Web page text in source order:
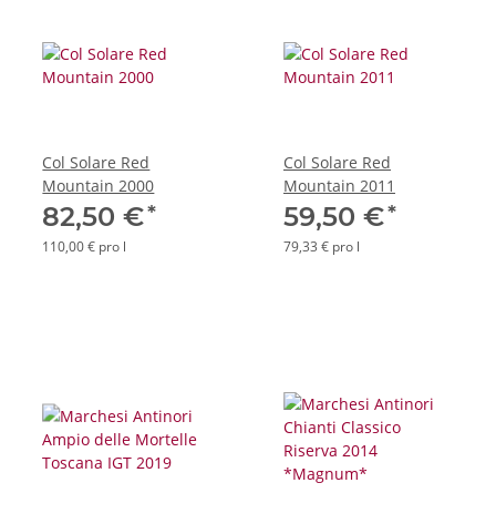
Col Solare Red
Mountain 2000
82,50 €*
110,00 € pro l
Col Solare Red
Mountain 2011
59,50 €*
79,33 € pro l